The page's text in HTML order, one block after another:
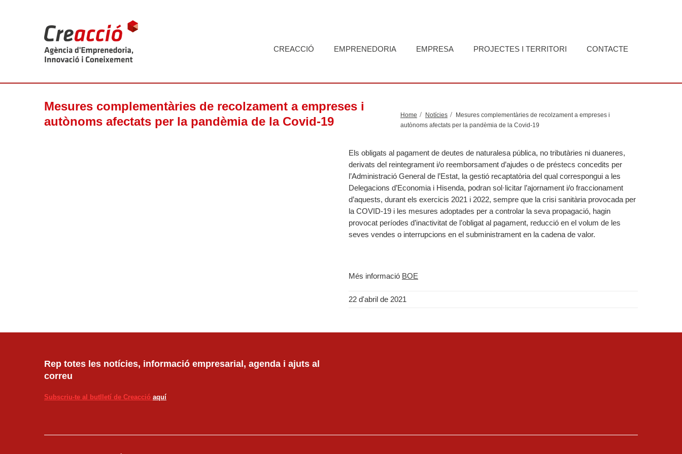
CREACCIÓ EMPRENEDORIA EMPRESA PROJECTES I TERRITORI CONTACTE
Mesures complementàries de recolzament a empreses i
autònoms afectats per la pandèmia de la Covid-19
Home Notícies
Mesures complementàries de recolzament a empreses i
autònoms afectats per la pandèmia de la Covid-19
Els obligats al pagament de deutes de naturalesa pública, no tributàries ni duaneres,
derivats del reintegrament i/o reemborsament d’ajudes o de préstecs concedits per
l’Administració General de l’Estat, la gestió recaptatòria del qual correspongui a les
Delegacions d’Economia i Hisenda, podran sol·licitar l’ajornament i/o fraccionament
d’aquests, durant els exercicis 2021 i 2022, sempre que la crisi sanitària provocada per
la COVID-19 i les mesures adoptades per a controlar la seva propagació, hagin
provocat períodes d’inactivitat de l’obligat al pagament, reducció en el volum de les
seves vendes o interrupcions en el subministrament en la cadena de valor.
Més informació BOE
22 d'abril de 2021
Rep totes les notícies, informació empresarial, agenda i ajuts al
correu
Subscriu-te al butlletí de Creacció aquí